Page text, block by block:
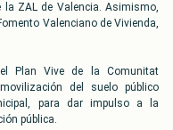
la ZAL de Valencia. Asimismo,
Valenciano de Vivienda,
Plan Vive de la Comunitat
del suelo público
para dar impulso a la
pública.